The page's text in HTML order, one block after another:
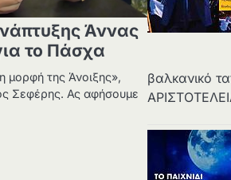
Άννας
το Πάσχα
μορφή της Άνοιξης»,
Σεφέρης. Ας αφήσουμε
βαλκανικό